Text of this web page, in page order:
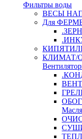
Фильтры воды
ВЕСЫ
Для
КЛИМАТ/